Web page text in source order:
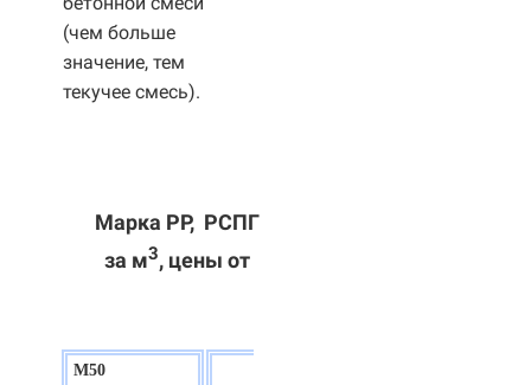
(чем больше
значение, тем
текучее смесь).
Марка РР, РСПГ
за м3, цены от
М50